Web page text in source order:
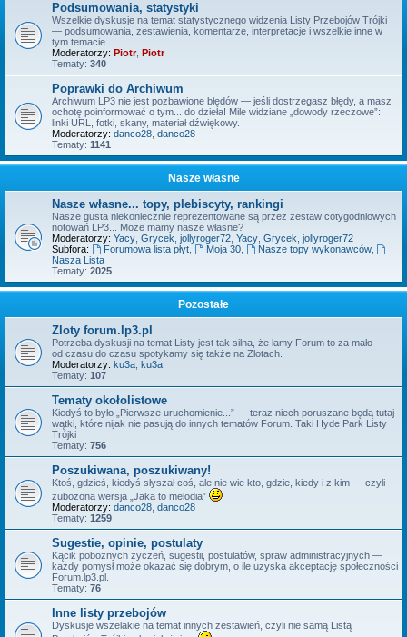
Podsumowania, statystyki
Wszelkie dyskusje na temat statystycznego widzenia Listy Przebojów Trójki
— podsumowania, zestawienia, komentarze, interpretacje i wszelkie inne w
tym temacie...
Moderatorzy: Piotr, Piotr
Tematy: 340
Poprawki do Archiwum
Archiwum LP3 nie jest pozbawione błędów — jeśli dostrzegasz błędy, a masz
ochotę poinformować o tym... do dzieła! Mile widziane „dowody rzeczowe”:
linki URL, fotki, skany, materiał dźwiękowy.
Moderatorzy: danco28 danco28
Tematy: 1141
Nasze własne
Nasze własne... topy, plebiscyty, rankingi
Nasze gusta niekoniecznie reprezentowane są przez zestaw cotygodniowych
notowań LP3... Może mamy nasze własne?
Moderatorzy: Yacy Grycek jollyroger72 Yacy Grycek jollyroger72
Subfora:
Forumowa lista płyt, Moja 30, Nasze topy wykonawców,
Nasza Lista
Tematy: 2025
Pozostałe
Zloty forum.lp3.pl
Potrzeba dyskusji na temat Listy jest tak silna, że łamy Forum to za mało —
od czasu do czasu spotykamy się także na Zlotach.
Moderatorzy: ku3a ku3a
Tematy: 107
Tematy okołolistowe
Kiedyś to było „Pierwsze uruchomienie...” — teraz niech poruszane będą tutaj
wątki, które nijak nie pasują do innych tematów Forum. Taki Hyde Park Listy
Trójki
Tematy: 756
Poszukiwana, poszukiwany!
Ktoś, gdzieś, kiedyś słyszał coś, ale nie wie kto, gdzie, kiedy i z kim — czyli
zubożona wersja „Jaka to melodia”
Moderatorzy: danco28 danco28
Tematy: 1259
Sugestie, opinie, postulaty
Kącik pobożnych życzeń, sugestii, postulatów, spraw administracyjnych —
każdy pomysł może okazać się dobrym, o ile uzyska akceptację społeczności
Forum.lp3.pl.
Tematy: 76
Inne listy przebojów
Dyskusje wszelakie na temat innych zestawień, czyli nie samą Listą